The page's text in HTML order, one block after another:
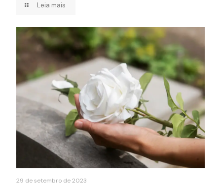
Leia mais
29 de setembro de 2023